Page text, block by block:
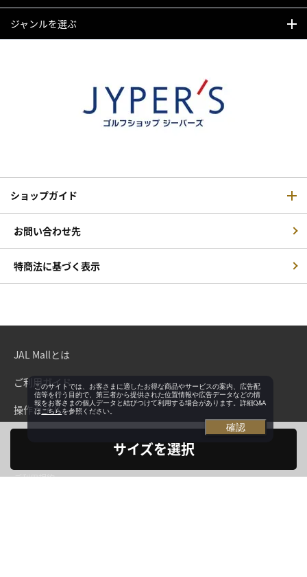
サイズを選択
ジャンルを選ぶ
ショップガイド
お問い合わせ先
特商法に基づく表示
JAL Mallとは
ご利用ガイド
操作ガイド
ご利用規約
このサイトでは、お客さまに適したお得な商品やサービスの案内、広告配
信等を行う目的で、第三者から提供された位置情報や広告データなどの情
報をお客さまの個人データと結びつけて利用する場合があります。詳細Q&A
は こちらを参照ください。
確認